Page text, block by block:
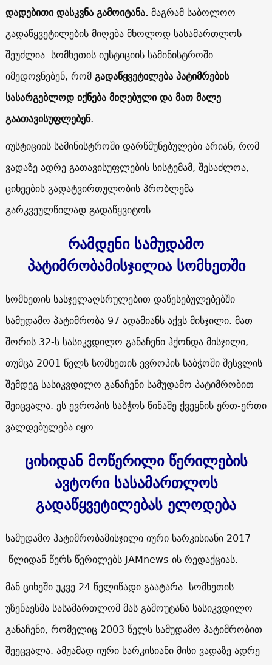
დადებითი დასკვნა გამოიტანა. მაგრამ საბოლოო
გადაწყვეტილების მიღება მხოლოდ სასამართლოს
შეუძლია. სომხეთის იუსტიციის სამინისტროში
იმედოვნებენ, რომგადაწყვეტილება პატიმრების
სასარგებლოდ იქნება მიღებული და მათ მალე
გაათავისუფლებენ.
იუსტიციის სამინისტროში დარწმუნებულები არიან, რომ
ვადაზე ადრე გათავისუფლების სისტემამ, შესაძლოა,
ციხეების გადატვირთულობის პრობლემა
გარკვეულწილად გადაწყვიტოს.
რამდენი სამუდამო
პატიმრობამისჯილია სომხეთში
სომხეთის სასჯელაღსრულებით დაწესებულებებში
სამუდამო პატიმრობა 97 ადამიანს აქვს მისჯილი. მათ
შორის 32-ს სასიკვდილო განაჩენი ჰქონდა მისჯილი,
თუმცა 2001 წელს სომხეთის ევროპის საბჭოში შესვლის
შემდეგ სასიკვდილო განაჩენი სამუდამო პატიმრობით
შეიცვალა. ეს ევროპის საბჭოს წინაშე ქვეყნის ერთ-ერთი
ვალდებულება იყო.
ციხიდან მოწერილი წერილების
ავტორი სასამართლოს
გადაწყვეტილებას ელოდება
სამუდამო პატიმრობამისჯილი იური სარკისიანი 2017
წლიდან წერს წერილებს JAMnews-ის რედაქციას.
მან ციხეში უკვე 24 წელიწადი გაატარა. სომხეთის
უზენაესმა სასამართლომ მას გამოუტანა სასიკვდილო
განაჩენი, რომელიც 2003 წელს სამუდამო პატიმრობით
შეეცვალა. ამჟამად იური სარკისიანი მისი ვადაზე ადრე